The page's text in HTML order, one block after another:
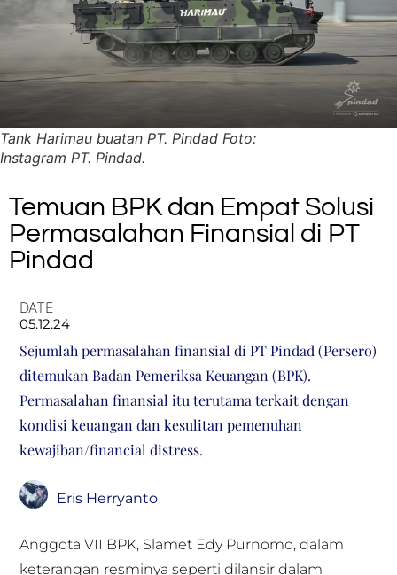
Tank Harimau buatan PT. Pindad Foto:
Instagram PT. Pindad.
Temuan BPK dan Empat Solusi
Permasalahan Finansial di PT
Pindad
DATE
05.12.24
Sejumlah permasalahan finansial di PT Pindad (Persero)
ditemukan Badan Pemeriksa Keuangan (BPK).
Permasalahan finansial itu terutama terkait dengan
kondisi keuangan dan kesulitan pemenuhan
kewajiban/financial distress.
Eris Herryanto
Anggota VII BPK, Slamet Edy Purnomo, dalam
keterangan resminya seperti dilansir dalam